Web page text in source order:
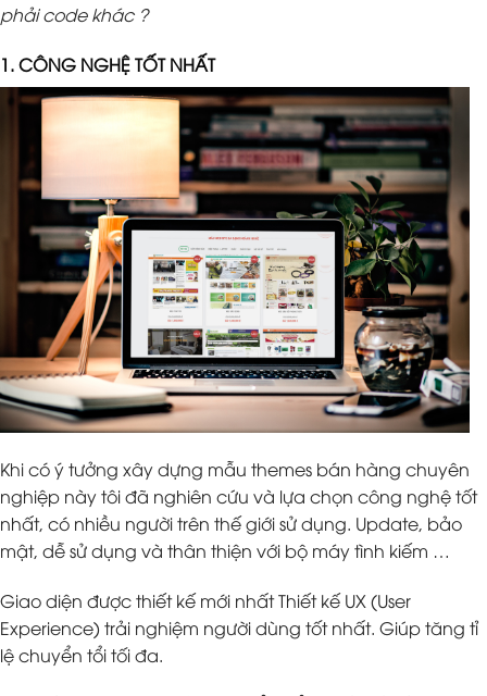
phải code khác ?
1. CÔNG NGHỆ TỐT NHẤT
Khi có ý tưởng xây dựng mẫu themes bán hàng chuyên
nghiệp này tôi đã nghiên cứu và lựa chọn công nghệ tốt
nhất, có nhiều người trên thế giới sử dụng. Update, bảo
mật, dễ sử dụng và thân thiện với bộ máy tình kiếm …
Giao diện được thiết kế mới nhất Thiết kế UX (User
Experience) trải nghiệm người dùng tốt nhất. Giúp tăng tỉ
lệ chuyển tổi tối đa.